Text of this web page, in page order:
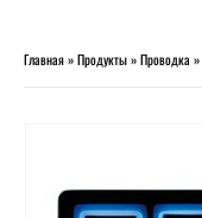
Главная»Продукты»Проводка »